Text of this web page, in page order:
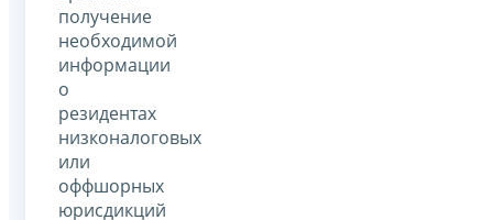
получение
необходимой
информации
о
резидентах
низконалоговых
или
оффшорных
юрисдикций